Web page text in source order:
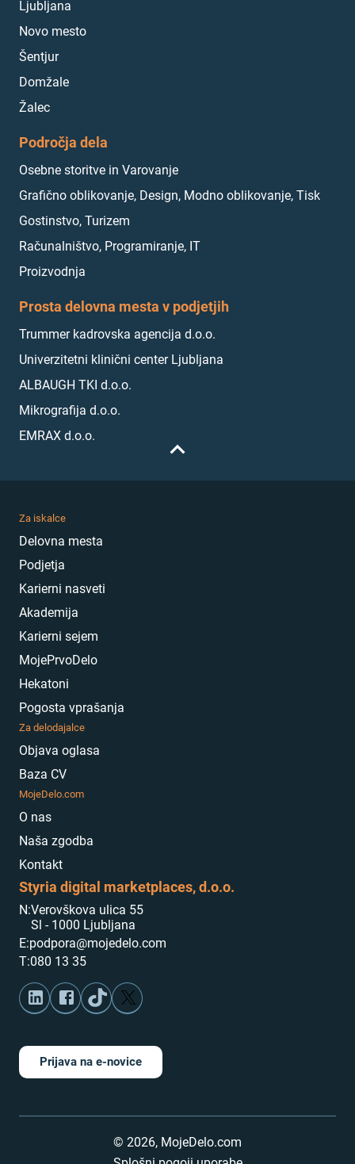
Ljubljana
Novo mesto
Šentjur
Domžale
Žalec
Področja dela
Osebne storitve in Varovanje
Grafično oblikovanje, Design, Modno oblikovanje, Tisk
Gostinstvo, Turizem
Računalništvo, Programiranje, IT
Proizvodnja
Prosta delovna mesta v podjetjih
Trummer kadrovska agencija d.o.o.
Univerzitetni klinični center Ljubljana
ALBAUGH TKI d.o.o.
Mikrografija d.o.o.
EMRAX d.o.o.
Za iskalce
Delovna mesta
Podjetja
Karierni nasveti
Akademija
Karierni sejem
MojePrvoDelo
Hekatoni
Pogosta vprašanja
Za delodajalce
Objava oglasa
Baza CV
MojeDelo.com
O nas
Naša zgodba
Kontakt
Styria digital marketplaces, d.o.o.
N:Verovškova ulica 55
Sl - 1000 Ljubljana
E:podpora@mojedelo.com
T:080 13 35
Prijava na e-novice
© 2026, MojeDelo.com